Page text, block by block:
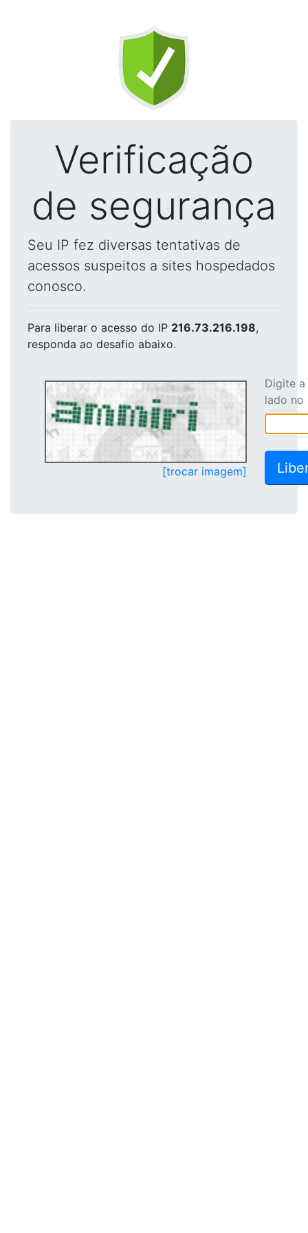
Verificação
de segurança
Seu IP fez diversas tentativas de
acessos suspeitos a sites hospedados
conosco.
Para liberar o acesso do IP 216.73.216.198,
responda ao desafio abaixo.
[trocar imagem]
Digite
lado no